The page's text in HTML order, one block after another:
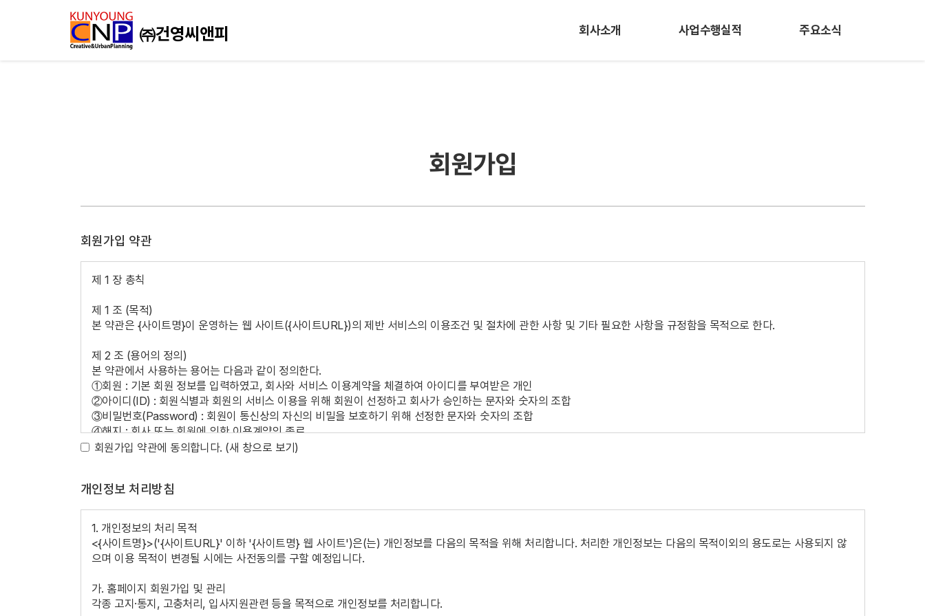
회사소개 사업수행실적 주요소식
회원가입
회원가입 약관
제 1 장 총칙
제 1 조 (목적)
본 약관은 {사이트명}이 운영하는 웹 사이트({사이트URL})의 제반 서비스의 이용조건 및 절차에 관한 사항 및 기타 필요한 사항을 규정함을 목적으로 한다.
제 2 조 (용어의 정의)
본 약관에서 사용하는 용어는 다음과 같이 정의한다.
①회원 : 기본 회원 정보를 입력하였고, 회사와 서비스 이용계약을 체결하여 아이디를 부여받은 개인
②아이디(ID) : 회원식별과 회원의 서비스 이용을 위해 회원이 선정하고 회사가 승인하는 문자와 숫자의 조합
③비밀번호(Password) : 회원이 통신상의 자신의 비밀을 보호하기 위해 선정한 문자와 숫자의 조합
④해지 : 회사 또는 회원에 의한 이용계약의 종료
②본 약관 및 차후 회사사정에 따라 변경된 약관은 이용자에게 공시함으로써 효력을 발생한다.
제 4 조 (약관 외 준칙)
본 약관에 명시되지 않은 사항이 전기통신기본법, 전기통신사업법, 정보통신촉진법, ‘전자상거래등에서의 소비자 보호에 관한 법률’, ‘약관의 규제에관한법률’, ‘전자거래기본
법’, ‘전자서명법’, ‘정보통신망 이용촉진등에 관한 법률’, ‘소비자보호법’ 등 기타 관계 법령에 규정되어 있을 경우에는 그 규정을 따르도록 한다.
제 2 장 이용계약
회원가입 약관에 동의합니다. (새 창으로 보기)
개인정보 처리방침
1. 개인정보의 처리 목적
<{사이트명}>('{사이트URL}' 이하 '{사이트명} 웹 사이트')은(는) 개인정보를 다음의 목적을 위해 처리합니다. 처리한 개인정보는 다음의 목적이외의 용도로는 사용되지 않
으며 이용 목적이 변경될 시에는 사전동의를 구할 예정입니다.
가. 홈페이지 회원가입 및 관리
각종 고지·통지, 고충처리, 입사지원관련 등을 목적으로 개인정보를 처리합니다.